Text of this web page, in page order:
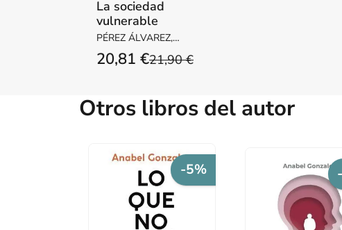
La sociedad
vulnerable
PÉREZ ÁLVAREZ,
MARINO
21,90 €
20,81 €
Otros libros del autor
-5%